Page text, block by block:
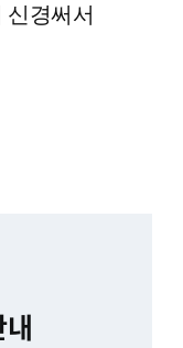
신경써서